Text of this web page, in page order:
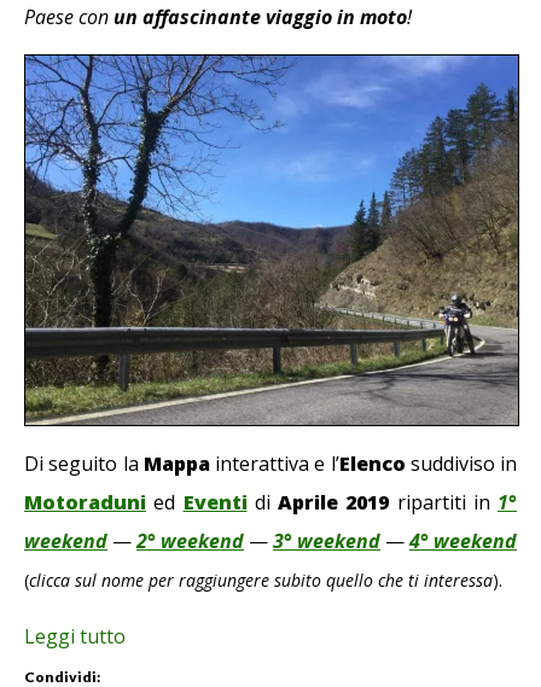
Paese conun affascinante viaggio in moto!
Di seguito la Mappainterattiva e l’Elenco suddiviso in
Motoraduni ed Eventidi Aprile 2019 ripartiti in 1°
weekend —2° weekend —3° weekend —4° weekend
(clicca sul nome per raggiungere subito quello che ti interessa).
Leggi tutto
Condividi: